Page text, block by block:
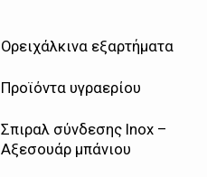
Ορειχάλκινα εξαρτήματα
Προϊόντα υγραερίου
Σπιραλ σύνδεσης Inox –
Αξεσουάρ μπάνιου